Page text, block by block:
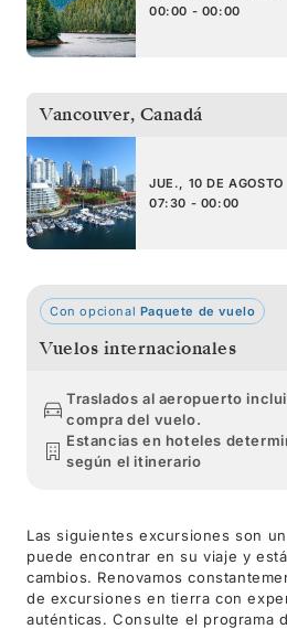
00:00 - 00:00
Vancouver, Canadá
JUE., 10 DE AGOSTO
07:30 - 00:00
Con opcional Paquete de vuelo
Vuelos internacionales
Traslados al aeropuerto
compra del vuelo.
Estancias en hoteles
según el itinerario
Las siguientes excursiones son
puede encontrar en su viaje y
cambios. Renovamos
de excursiones en tierra con
auténticas. Consulte el programa